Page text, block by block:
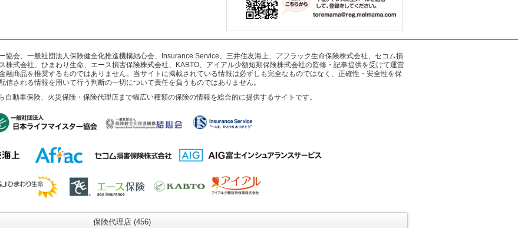
協会、一般社団法人保険健全化推進機構結心会、Insurance Service、三井住友海上、アフラック生命保険株式会社、セコム損
株式会社、ひまわり生命、エース損害保険株式会社、KABTO、アイアル少額短期保険株式会社の監修・記事提供を受けて運営
融商品を推奨するものではありません。当サイトに掲載されている情報は必ずしも完全なものではなく、正確性・安全性を保
される情報を用いて行う判断の一切について責任を負うものではありません。
自動車保険、火災保険・保険代理店まで幅広い種類の保険の情報を総合的に提供するサイトです。
保険代理店 (456)